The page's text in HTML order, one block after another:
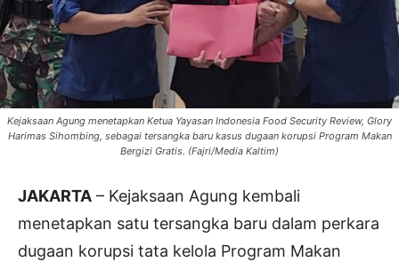
Kejaksaan Agung menetapkan Ketua Yayasan Indonesia Food Security Review, Glory
Harimas Sihombing, sebagai tersangka baru kasus dugaan korupsi Program Makan
Bergizi Gratis. (Fajri/Media Kaltim)
JAKARTA – Kejaksaan Agung kembali
menetapkan satu tersangka baru dalam perkara
dugaan korupsi tata kelola Program Makan